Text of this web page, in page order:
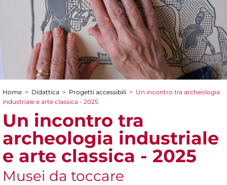
Tu sei qui
Home > Didattica > Progetti accessibili > Un incontro tra archeologia
industriale e arte classica - 2025
Un incontro tra
archeologia industriale
e arte classica - 2025
Musei da toccare